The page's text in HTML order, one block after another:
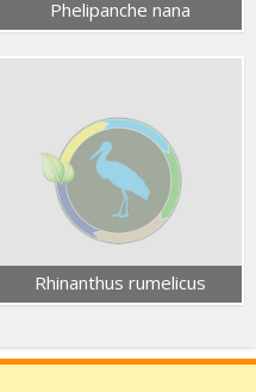
Phelipanche nana
Rhinanthus rumelicus